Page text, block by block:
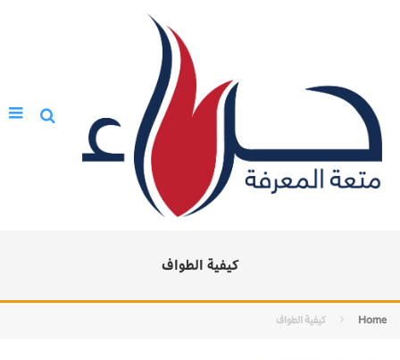
كيفية الطواف
Home كيفية الطواف